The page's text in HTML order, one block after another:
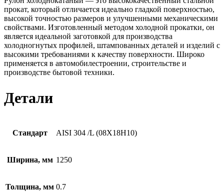
прокат, который отличается идеально гладкой поверхностью,
высокой точностью размеров и улучшенными механическими
свойствами. Изготовленный методом холодной прокатки, он
является идеальной заготовкой для производства
холодногнутых профилей, штампованных деталей и изделий с
высокими требованиями к качеству поверхности. Широко
применяется в автомобилестроении, строительстве и
производстве бытовой техники.
Детали
Стандарт AISI 304 /L (08Х18Н10)
Ширина, мм 1250
Толщина, мм 0.7